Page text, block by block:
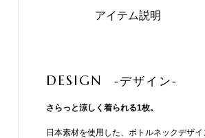
アイテム説明
DESIGN -デザイン-
さらっと涼しく着られる1枚。
日本素材を使用した、ボトルネックデザ